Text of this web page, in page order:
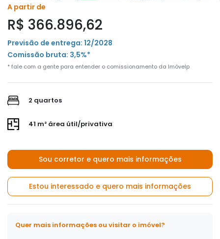
A partir de
R$ 366.896,62
Previsão de entrega: 12/2028
Comissão bruta: 3,5%*
* fale com a gente para entender o comissionamento da Imóvelp
2 quartos
41 m² área útil/privativa
Sou corretor e quero mais informações
Estou interessado e quero mais informações
Quer mais informações ou visitar o imóvel?